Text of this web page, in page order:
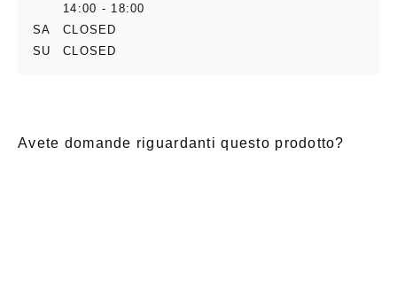
14:00 - 18:00
SA
CLOSED
SU
CLOSED
Avete domande riguardanti questo prodotto?